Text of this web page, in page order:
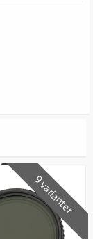
9 varianter